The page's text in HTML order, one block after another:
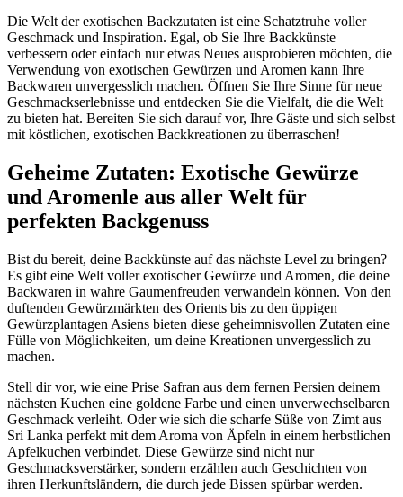
Die Welt der exotischen Backzutaten ist eine Schatztruhe voller
Geschmack und Inspiration. Egal, ob Sie Ihre Backkünste
verbessern oder einfach nur etwas Neues ausprobieren möchten, die
Verwendung von exotischen Gewürzen und Aromen kann Ihre
Backwaren unvergesslich machen. Öffnen Sie Ihre Sinne für neue
Geschmackserlebnisse und entdecken Sie die Vielfalt, die die Welt
zu bieten hat. Bereiten Sie sich darauf vor, Ihre Gäste und sich selbst
mit köstlichen, exotischen Backkreationen zu überraschen!
Geheime Zutaten: Exotische Gewürze
und Aromenle aus aller Welt für
perfekten Backgenuss
Bist du bereit, deine Backkünste auf das nächste Level zu bringen?
Es gibt eine Welt voller exotischer Gewürze und Aromen, die deine
Backwaren in wahre Gaumenfreuden verwandeln können. Von den
duftenden Gewürzmärkten des Orients bis zu den üppigen
Gewürzplantagen Asiens bieten diese geheimnisvollen Zutaten eine
Fülle von Möglichkeiten, um deine Kreationen unvergesslich zu
machen.
Stell dir vor, wie eine Prise Safran aus dem fernen Persien deinem
nächsten Kuchen eine goldene Farbe und einen unverwechselbaren
Geschmack verleiht. Oder wie sich die scharfe Süße von Zimt aus
Sri Lanka perfekt mit dem Aroma von Äpfeln in einem herbstlichen
Apfelkuchen verbindet. Diese Gewürze sind nicht nur
Geschmacksverstärker, sondern erzählen auch Geschichten von
ihren Herkunftsländern, die durch jede Bissen spürbar werden.